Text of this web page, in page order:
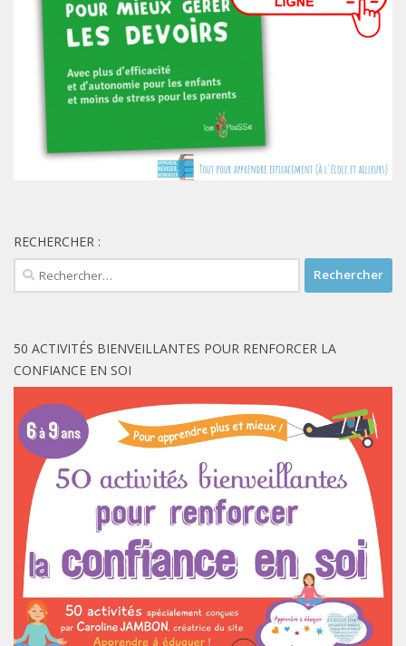
RECHERCHER :
Rechercher :
50 ACTIVITÉS BIENVEILLANTES POUR RENFORCER LA
CONFIANCE EN SOI